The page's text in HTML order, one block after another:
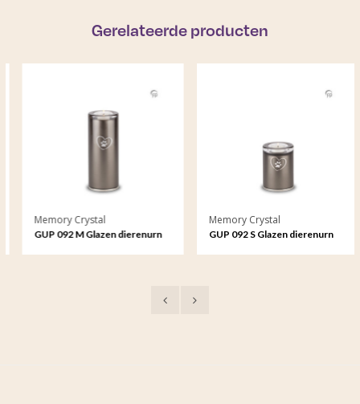
Gerelateerde producten
Memory Crystal
GUP 092 M Glazen dierenurn
Memory Crystal
GUP 092 S Glazen dierenurn